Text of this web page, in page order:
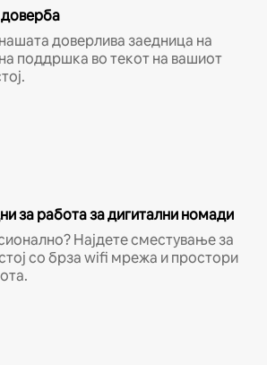
доверба
доверлива заедница на
поддршка во текот на вашиот
за работа за дигитални номади
Најдете сместување за
со брза wifi мрежа и простори